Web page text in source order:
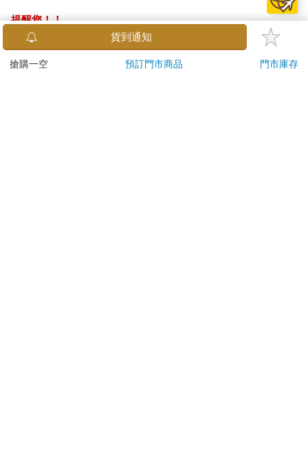
提醒您！！
金石堂及銀行均不會請您操作ATM! 如接獲電話要求您前往
ATM提款機，請不要聽從指示，以免受騙上當！
貨到通知
搶購一空 預訂門市商品 門市庫存